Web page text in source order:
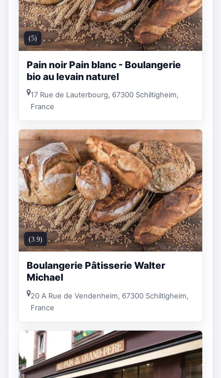
(5)
Pain noir Pain blanc - Boulangerie
bio au levain naturel
17 Rue de Lauterbourg, 67300 Schiltigheim,
France
(3.9)
Boulangerie Pâtisserie Walter
Michael
20 A Rue de Vendenheim, 67300 Schiltigheim,
France